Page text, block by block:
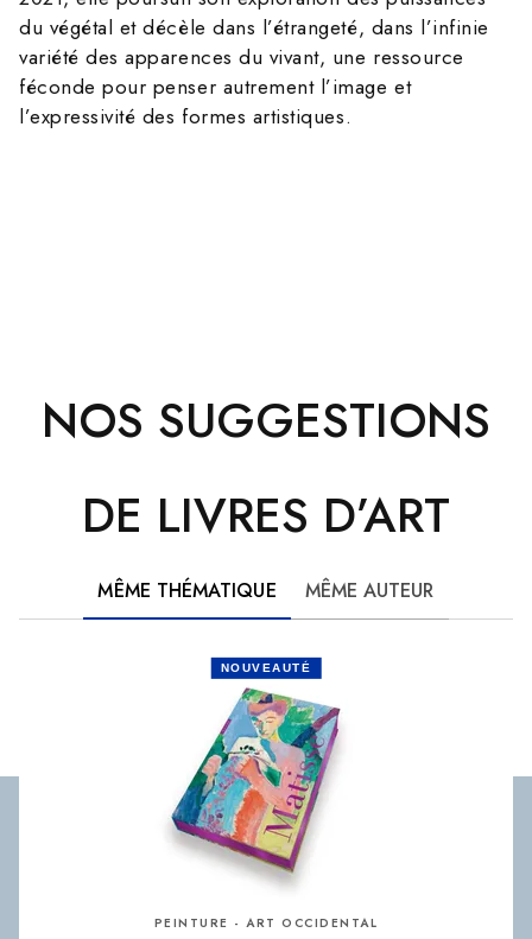
du végétal et décèle dans l’étrangeté, dans l’infinie
variété des apparences du vivant, une ressource
féconde pour penser autrement l’image et
l’expressivité des formes artistiques.
NOS SUGGESTIONS
DE LIVRES D’ART
MÊME THÉMATIQUE MÊME AUTEUR
NOUVEAUTÉ
PEINTURE - ART OCCIDENTAL